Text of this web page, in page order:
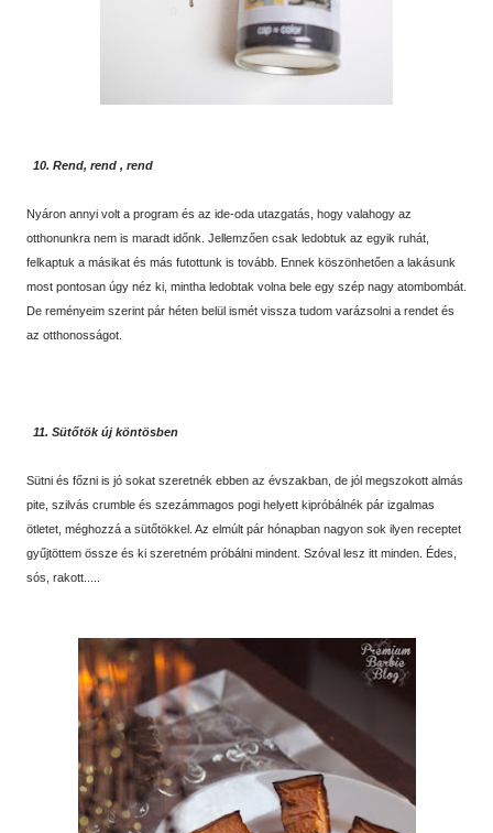
10. Rend, rend , rend
Nyáron annyi volt a program és az ide-oda utazgatás, hogy valahogy az
otthonunkra nem is maradt időnk. Jellemzően csak ledobtuk az egyik ruhát,
felkaptuk a másikat és más futottunk is tovább. Ennek köszönhetően a lakásunk
most pontosan úgy néz ki, mintha ledobtak volna bele egy szép nagy atombombát.
De reményeim szerint pár héten belül ismét vissza tudom varázsolni a rendet és
az otthonosságot.
11. Sütőtök új köntösben
Sütni és főzni is jó sokat szeretnék ebben az évszakban, de jól megszokott almás
pite, szilvás crumble és szezámmagos pogi helyett kipróbálnék pár izgalmas
ötletet, méghozzá a sütőtökkel. Az elmúlt pár hónapban nagyon sok ilyen receptet
gyűjtöttem össze és ki szeretném próbálni mindent. Szóval lesz itt minden. Édes,
sós, rakott.....